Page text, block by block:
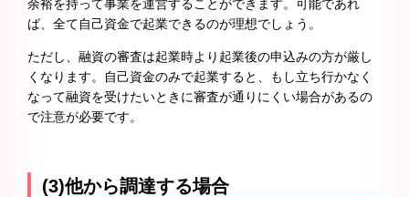
余裕を持って事業を運営することができます。可能であれ
ば、全て自己資金で起業できるのが理想でしょう。
ただし、融資の審査は起業時より起業後の申込みの方が厳し
くなります。自己資金のみで起業すると、もし立ち行かなく
なって融資を受けたいときに審査が通りにくい場合があるの
で注意が必要です。
(3)他から調達する場合